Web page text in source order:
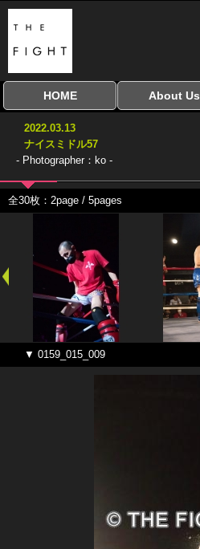
HOME
全興行を表示
ナイスミドル
アマチュアキック
協議会
全日本学生キック
建武館キッズ大会
Bigbang
おやじファイト
About Us
2022.03.13
ナイスミドル57
- Photographer：ko -
全30枚：2page / 5pages
▼ 0159_015_009